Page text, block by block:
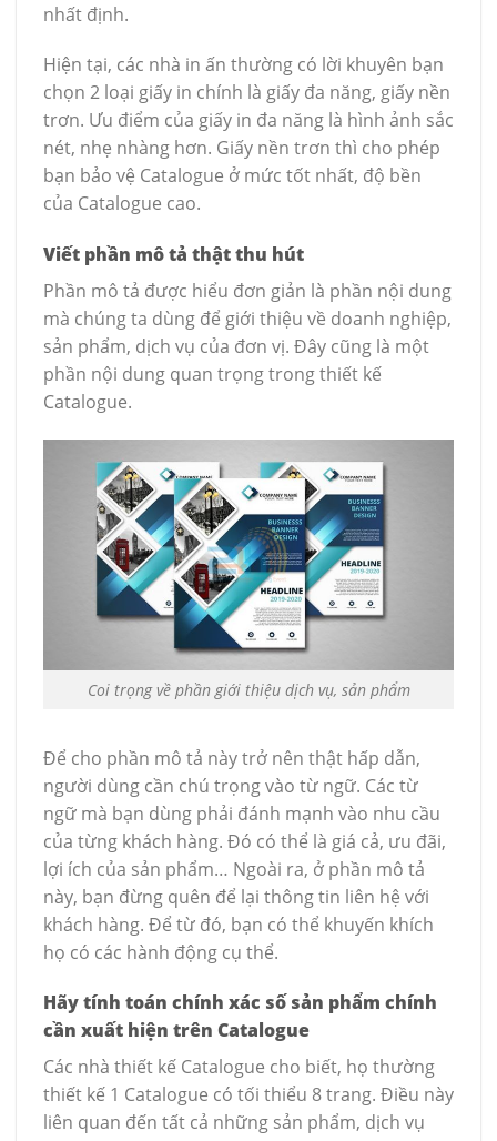
nhất định.
Hiện tại, các nhà in ấn thường có lời khuyên bạn
chọn 2 loại giấy in chính là giấy đa năng, giấy nền
trơn. Ưu điểm của giấy in đa năng là hình ảnh sắc
nét, nhẹ nhàng hơn. Giấy nền trơn thì cho phép
bạn bảo vệ Catalogue ở mức tốt nhất, độ bền
của Catalogue cao.
Viết phần mô tả thật thu hút
Phần mô tả được hiểu đơn giản là phần nội dung
mà chúng ta dùng để giới thiệu về doanh nghiệp,
sản phẩm, dịch vụ của đơn vị. Đây cũng là một
phần nội dung quan trọng trong thiết kế
Catalogue.
Coi trọng về phần giới thiệu dịch vụ, sản phẩm
Để cho phần mô tả này trở nên thật hấp dẫn,
người dùng cần chú trọng vào từ ngữ. Các từ
ngữ mà bạn dùng phải đánh mạnh vào nhu cầu
của từng khách hàng. Đó có thể là giá cả, ưu đãi,
lợi ích của sản phẩm… Ngoài ra, ở phần mô tả
này, bạn đừng quên để lại thông tin liên hệ với
khách hàng. Để từ đó, bạn có thể khuyến khích
họ có các hành động cụ thể.
Hãy tính toán chính xác số sản phẩm chính
cần xuất hiện trên Catalogue
Các nhà thiết kế Catalogue cho biết, họ thường
thiết kế 1 Catalogue có tối thiểu 8 trang. Điều này
liên quan đến tất cả những sản phẩm, dịch vụ